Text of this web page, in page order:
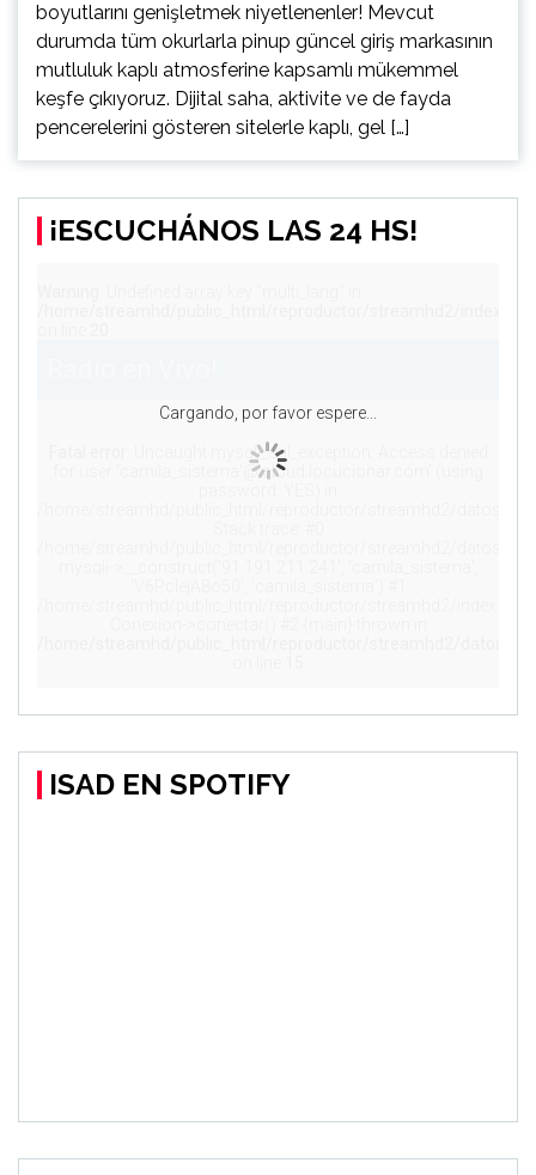
boyutlarını genişletmek niyetlenenler! Mevcut
durumda tüm okurlarla pinup güncel giriş markasının
mutluluk kaplı atmosferine kapsamlı mükemmel
keşfe çıkıyoruz. Dijital saha, aktivite ve de fayda
pencerelerini gösteren sitelerle kaplı, gel […]
¡ESCUCHÁNOS LAS 24 HS!
ISAD EN SPOTIFY